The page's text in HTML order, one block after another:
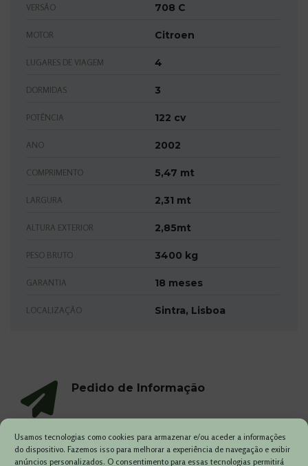
Usamos tecnologias como cookies para armazenar e/ou aceder a informações
do dispositivo. Fazemos isso para melhorar a experiência de navegação e exibir
anúncios personalizados. O consentimento para essas tecnologias permitirá
VERSÃO 708 C
MOTOR Citroen
LUGARES DE VIAGEM 4
DORMIDAS 3
POTÊNCIA 122 cv
ANO 2002
COMPRIMENTO 5,47 mt
LARGURA 2,31 mt
ALTURA EXTERIOR 2,85mt
PESO BRUTO 3400 kg
GARANTIA 18 meses
LOCALIZAÇÃO Sintra, Lisboa
Pedido de Informação